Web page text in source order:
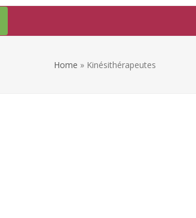
Home » Kinésithérapeutes